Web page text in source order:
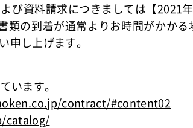
び資料請求につきましては【2021
類の到着が通常よりお時間がかかる
申し上げます。
います。
contract/#content02
catalog/